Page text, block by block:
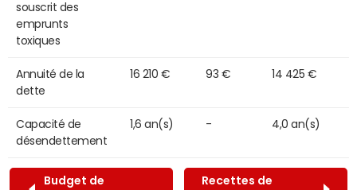
souscrit des
emprunts
toxiques
Annuité de la
dette
16 210 € 93 € 14 425 €
Capacité de
désendettement
1,6 an(s) - 4,0 an(s)
Budget de
Recettes de